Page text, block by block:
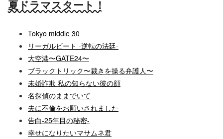
夏ドラマスタート！
Tokyo middle 30
リーガルビート -逆転の法廷-
大空港〜GATE24〜
ブラックトリック〜裁きを操る弁護人〜
未婚詐欺 私の知らない彼の顔
名探偵のままでいて
夫に不倫をお願いされました
告白-25年目の秘密-
幸せになりたいマサムネ君